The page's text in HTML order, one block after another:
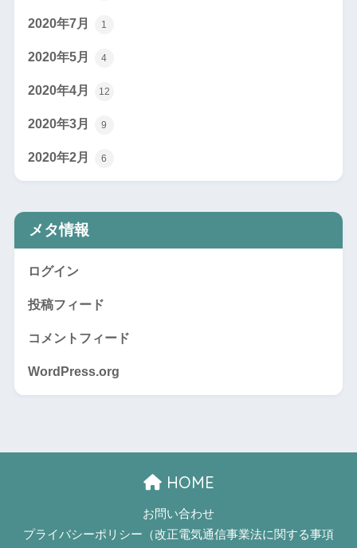
2020年7月 1
2020年5月 4
2020年4月 12
2020年3月 9
2020年2月 6
メタ情報
ログイン
投稿フィード
コメントフィード
WordPress.org
HOME
お問い合わせ
プライバシーポリシー（改正電気通信事業法に関する事項